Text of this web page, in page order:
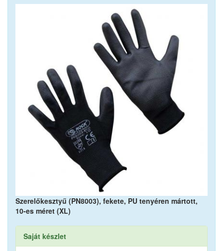
Szerelőkesztyű (PN8003), fekete, PU tenyéren mártott,
10-es méret (XL)
Saját készlet